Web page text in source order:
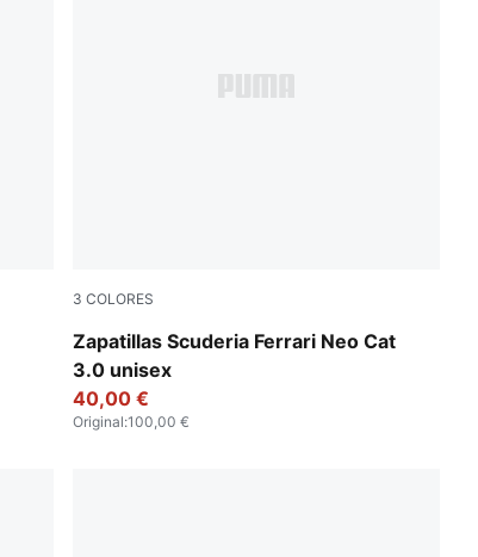
3 COLORES
Zapatillas Scuderia Ferrari Neo Cat
3.0 unisex
PUMA White-PUMA Black
40,00 €
Original:100,00 €